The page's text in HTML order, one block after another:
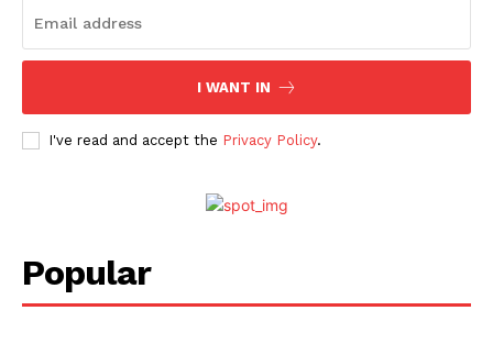
I WANT IN
I've read and accept the Privacy Policy.
Popular